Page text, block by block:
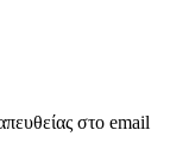
στο email